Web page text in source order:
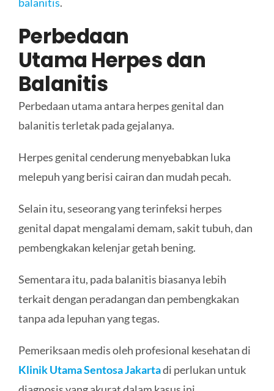
Perbedaan
Utama Herpes dan
Balanitis
Perbedaan utama antara herpes genital dan
balanitis terletak pada gejalanya.
Herpes genital cenderung menyebabkan luka
melepuh yang berisi cairan dan mudah pecah.
Selain itu, seseorang yang terinfeksi herpes
genital dapat mengalami demam, sakit tubuh, dan
pembengkakan kelenjar getah bening.
Sementara itu, pada balanitis biasanya lebih
terkait dengan peradangan dan pembengkakan
tanpa ada lepuhan yang tegas.
Pemeriksaan medis oleh profesional kesehatan di
Klinik Utama Sentosa Jakartadi perlukan untuk